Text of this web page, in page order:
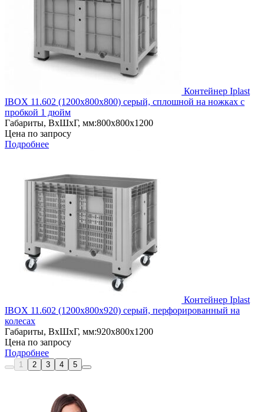
Контейнер Iplast
IBOX 11.602 (1200х800х800) серый, сплошной на ножках с
пробкой 1 дюйм
Габариты, ВxШxГ, мм:800x800x1200
Цена по запросу
Подробнее
Контейнер Iplast
IBOX 11.602 (1200х800х920) серый, перфорированный на
колесах
Габариты, ВxШxГ, мм:920x800x1200
Цена по запросу
Подробнее
1 2 3 4 5